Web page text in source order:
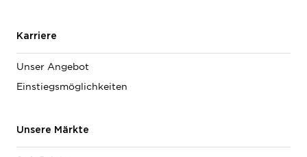
Karriere
Unser Angebot
Einstiegsmöglichkeiten
Unsere Märkte